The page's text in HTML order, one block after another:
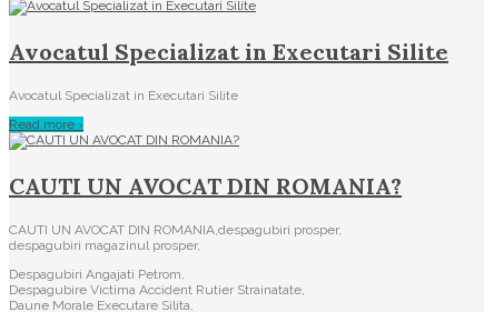
Avocatul Specializat in Executari Silite
Avocatul Specializat in Executari Silite
Read more ›
CAUTI UN AVOCAT DIN ROMANIA?
CAUTI UN AVOCAT DIN ROMANIA,despagubiri prosper,
despagubiri magazinul prosper,
Despagubiri Angajati Petrom,
Despagubire Victima Accident Rutier Strainatate,
Daune Morale Executare Silita,